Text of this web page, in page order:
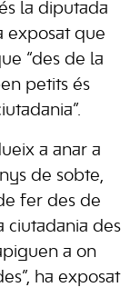
la diputada
exposat que
“des de la
petits és
a anar a
de sobte,
fer des de
ciutadania des
a on
ha exposat